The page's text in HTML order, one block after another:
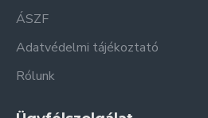
ÁSZF
Adatvédelmi tájékoztató
Rólunk